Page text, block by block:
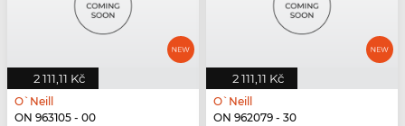
2 111,11 Kč
O`Neill
ON 963105 - 00
2 111,11 Kč
O`Neill
ON 962079 - 30